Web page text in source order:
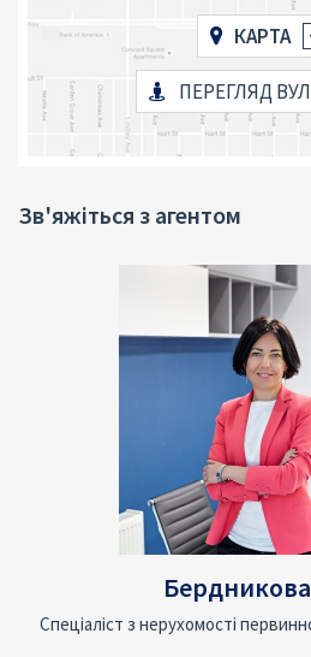
КАРТА
ПЕРЕГЛЯД
Зв'яжіться з агентом
Спеціаліст з нерухомості